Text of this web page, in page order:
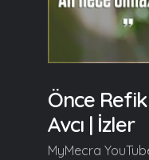
Önce
Avcı | İzler
MyMecra